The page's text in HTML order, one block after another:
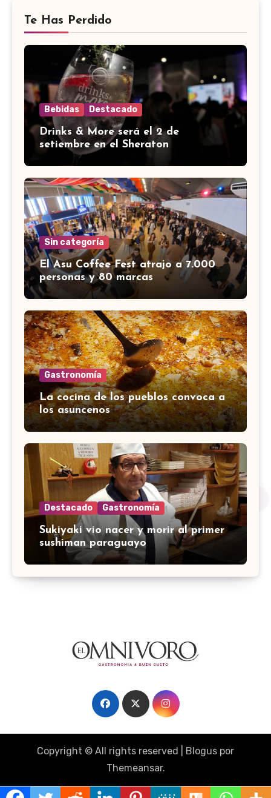
Te Has Perdido
Bebidas Destacado
Drinks & More será el 2 de
setiembre en el Sheraton
Sin categoría
El Asu Coffee Fest atrajo a 7.000
personas y 80 marcas
Gastronomía
La cocina de los pueblos convoca a
los asuncenos
Destacado Gastronomía
Sukiyaki vio nacer y morir al primer
sushiman paraguayo
Copyright © All rights reserved Blogus por
Themeansar.